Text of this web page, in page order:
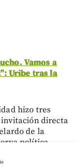
Vamos a
Uribe tras la
hizo tres
invitación directa
de la
política
dependerá de
su situación